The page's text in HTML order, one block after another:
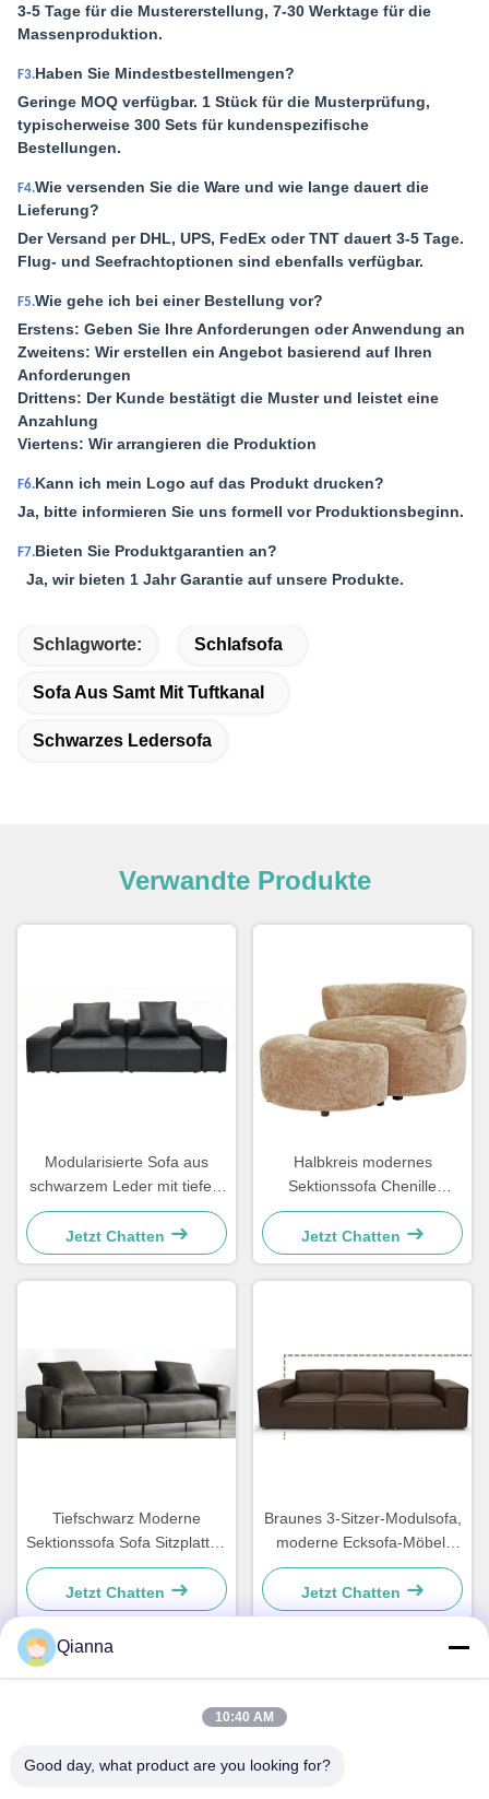
3-5 Tage für die Mustererstellung, 7-30 Werktage für die
Massenproduktion.
F3.Haben Sie Mindestbestellmengen?
Geringe MOQ verfügbar. 1 Stück für die Musterprüfung,
typischerweise 300 Sets für kundenspezifische
Bestellungen.
F4.Wie versenden Sie die Ware und wie lange dauert die
Lieferung?
Der Versand per DHL, UPS, FedEx oder TNT dauert 3-5 Tage.
Flug- und Seefrachtoptionen sind ebenfalls verfügbar.
F5.Wie gehe ich bei einer Bestellung vor?
Erstens: Geben Sie Ihre Anforderungen oder Anwendung an
Zweitens: Wir erstellen ein Angebot basierend auf Ihren
Anforderungen
Drittens: Der Kunde bestätigt die Muster und leistet eine
Anzahlung
Viertens: Wir arrangieren die Produktion
F6.Kann ich mein Logo auf das Produkt drucken?
Ja, bitte informieren Sie uns formell vor Produktionsbeginn.
F7.Bieten Sie Produktgarantien an?
Ja, wir bieten 1 Jahr Garantie auf unsere Produkte.
Schlagworte: Schlafsofa
Sofa Aus Samt Mit Tuftkanal
Schwarzes Ledersofa
Verwandte Produkte
Modularisierte Sofa aus
schwarzem Leder mit tiefem
Sitzplatz für Wohnräume
Jetzt Chatten
Halbkreis modernes
Sektionssofa Chenille
Lounge Sessel und Fußstuhl
Jetzt Chatten
Tiefschwarz Moderne
Sektionssofa Sofa Sitzplatten
Mikrofiber Tuch
Jetzt Chatten
Braunes 3-Sitzer-Modulsofa,
moderne Ecksofa-Möbel,
individuell anpassbar
Jetzt Chatten
Schneller Kontakt
Adresse
Qianna
10:40 AM
Good day, what product are you looking for?